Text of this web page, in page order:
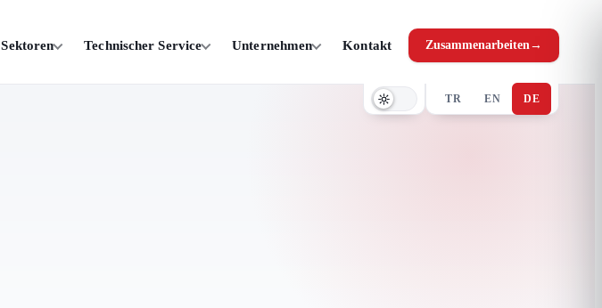
Sektoren Technischer Service Unternehmen Kontakt Zusammenarbeiten→
TR EN DE